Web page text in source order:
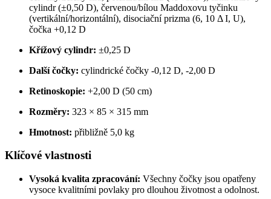
cylindr (±0,50 D), červenou/bílou Maddoxovu tyčinku
(vertikální/horizontální), disociační prizma (6, 10 Δ I, U),
čočka +0,12 D
Křížový cylindr: ±0,25 D
Další čočky: cylindrické čočky -0,12 D, -2,00 D
Retinoskopie: +2,00 D (50 cm)
Rozměry: 323 × 85 × 315 mm
Hmotnost: přibližně 5,0 kg
Klíčové vlastnosti
Vysoká kvalita zpracování: Všechny čočky jsou opatřeny
vysoce kvalitními povlaky pro dlouhou životnost a odolnost.